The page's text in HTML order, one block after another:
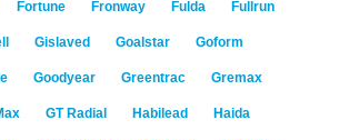
Fortune Fronway Fulda Fullrun
Gislaved Goalstar Goform
Goodyear Greentrac Gremax
GT Radial Habilead Haida